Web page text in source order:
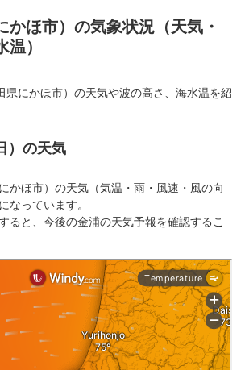
かほ市）の気象状況（天気・
）
県にかほ市）の天気や波の高さ、海水温を紹
）の天気
かほ市）の天気（気温・雨・風速・風の向
なっています。
ると、今後の金浦の天気予報を確認するこ